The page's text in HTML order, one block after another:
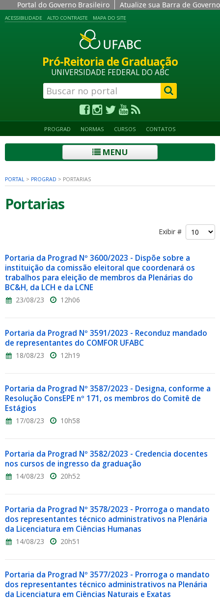
Portal do Governo Brasileiro Atualize sua Barra de Governo
ACESSIBILIDADE ALTO CONTRASTE MAPA DO SITE
Pró-Reitoria de Graduação
UNIVERSIDADE FEDERAL DO ABC
PROGRAD NORMAS CURSOS CONTATOS
MENU
PORTAL > PROGRAD > PORTARIAS
Portarias
Exibir #
Portaria da Prograd Nº 3600/2023 - Dispõe sobre a
instituição da comissão eleitoral que coordenará os
trabalhos para eleição de membros da Plenárias do
BC&H, da LCH e da LCNE
23/08/23 12h06
Portaria da Prograd Nº 3591/2023 - Reconduz mandado
de representantes do COMFOR UFABC
18/08/23 12h19
Portaria da Prograd Nº 3587/2023 - Designa, conforme a
Resolução ConsEPE nº 171, os membros do Comitê de
Estágios
17/08/23 10h58
Portaria da Prograd Nº 3582/2023 - Credencia docentes
nos cursos de ingresso da graduação
14/08/23 20h52
Portaria da Prograd Nº 3578/2023 - Prorroga o mandato
dos representantes técnico administrativos na Plenária
da Licenciatura em Ciências Humanas
14/08/23 20h51
Portaria da Prograd Nº 3577/2023 - Prorroga o mandato
dos representantes técnico administrativos na Plenária
da Licenciatura em Ciências Naturais e Exatas